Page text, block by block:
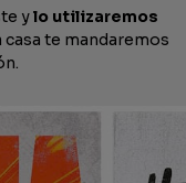
ylo utilizaremos
casa te mandaremos